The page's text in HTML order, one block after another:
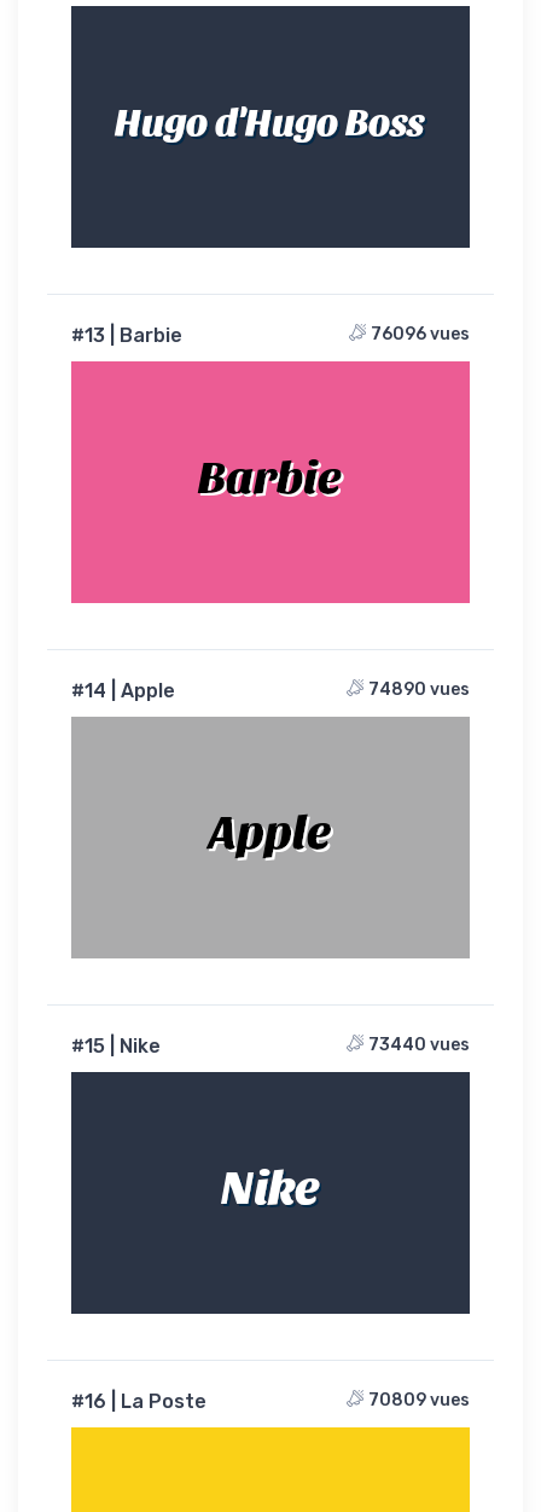
Hugo d'Hugo Boss
#13 | Barbie 76096 vues
Barbie
#14 | Apple 74890 vues
Apple
#15 | Nike 73440 vues
Nike
#16 | La Poste 70809 vues